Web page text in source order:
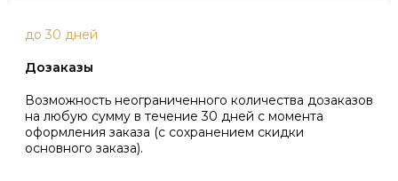
до 30 дней
Дозаказы
Возможность неограниченного количества дозаказов
на любую сумму в течение 30 дней с момента
оформления заказа (с сохранением скидки
основного заказа).